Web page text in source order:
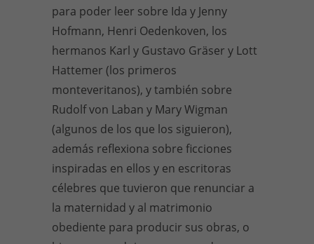
para poder leer sobre Ida y Jenny
Hofmann, Henri Oedenkoven, los
hermanos Karl y Gustavo Gräser y Lott
Hattemer (los primeros
monteveritanos), y también sobre
Rudolf von Laban y Mary Wigman
(algunos de los que los siguieron),
además reflexiona sobre ficciones
inspiradas en ellos y en escritoras
célebres que tuvieron que renunciar a
la maternidad y al matrimonio
obediente para producir sus obras, o